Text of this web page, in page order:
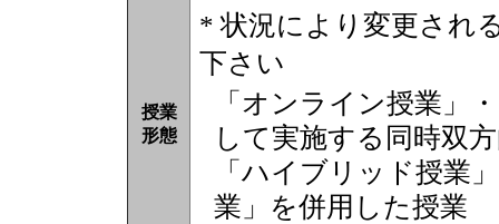
授業
形態
* 状況により変更され
下さい
「オンライン授業」
して実施する同時双
「ハイブリッド授業
業」を併用した授業